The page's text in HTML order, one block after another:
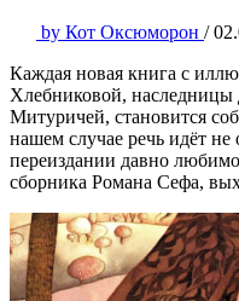
by Кот Оксюморон /
Каждая новая книга с
Хлебниковой,
Митуричей, становится
нашем случае речь идёт
переиздании давно
сборника Романа Сефа,